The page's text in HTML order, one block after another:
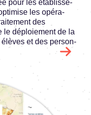
pour les établis­se­
les opéra­
des
le déploie­ment de la
élèves et des person­